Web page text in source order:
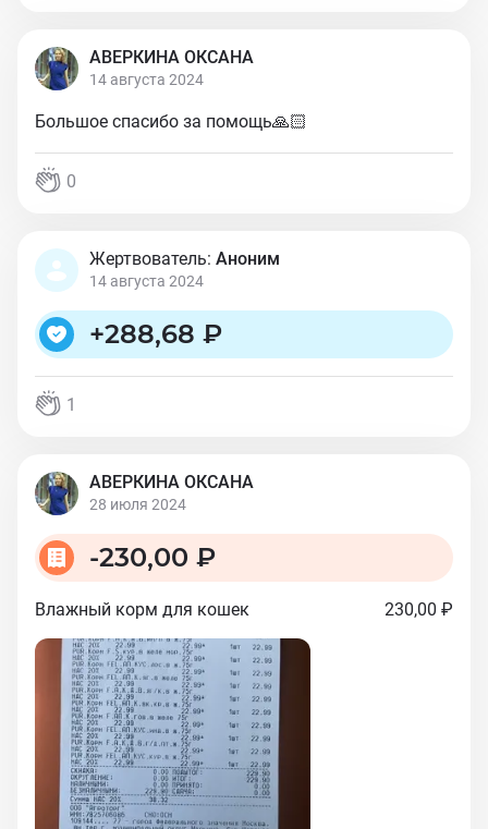
АВЕРКИНА ОКСАНА
14 августа 2024
Большое спасибо за помощь🙏🏻
0
Жертвователь: Аноним
14 августа 2024
+288,68 ₽
1
АВЕРКИНА ОКСАНА
28 июля 2024
-230,00 ₽
Влажный корм для кошек 230,00 ₽